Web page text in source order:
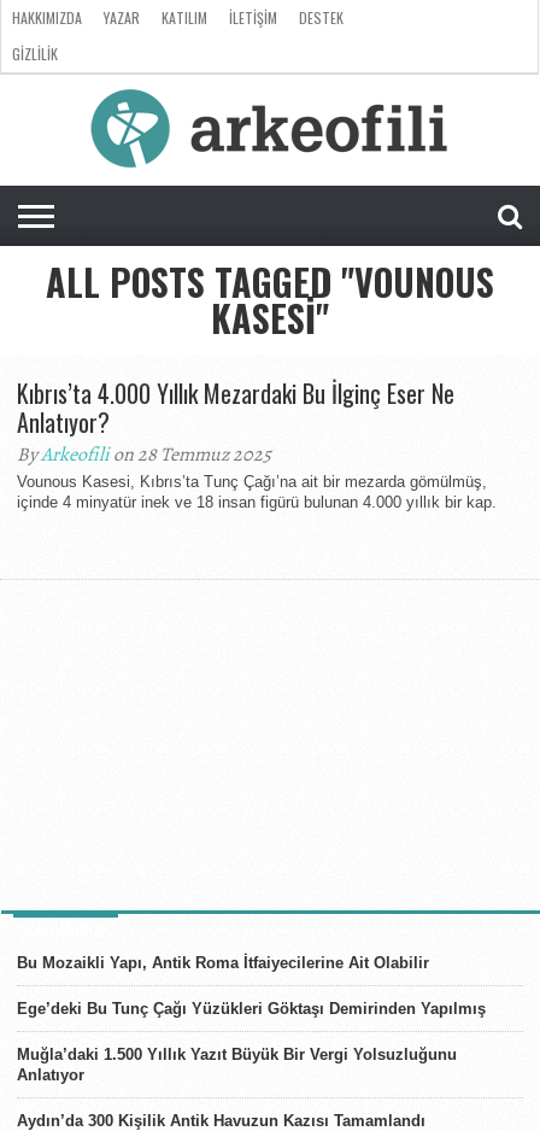
ARKEOLOJI
ANTROPOLOJI
PALEONTOLOJI
EVRIM
DOSYA
CEVAP
RÖPORTAJ
HAKKIMIZDA YAZAR KATILIM İLETIŞIM
DESTEK
GIZLILIK
ALL POSTS TAGGED "VOUNOUS
KASESI"
Kıbrıs’ta 4.000 Yıllık Mezardaki Bu İlginç Eser Ne
Anlatıyor?
ByArkeofilion 28 Temmuz 2025
Vounous Kasesi, Kıbrıs’ta Tunç Çağı’na ait bir mezarda gömülmüş,
içinde 4 minyatür inek ve 18 insan figürü bulunan 4.000 yıllık bir kap.
Bu Mozaikli Yapı, Antik Roma İtfaiyecilerine Ait Olabilir
Ege’deki Bu Tunç Çağı Yüzükleri Göktaşı Demirinden Yapılmış
Muğla’daki 1.500 Yıllık Yazıt Büyük Bir Vergi Yolsuzluğunu
Anlatıyor
Aydın’da 300 Kişilik Antik Havuzun Kazısı Tamamlandı